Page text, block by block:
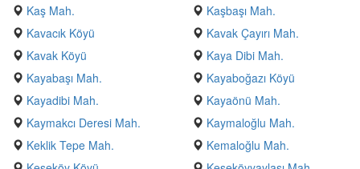
Kaş Mah.
Kaşbaşı Mah.
Kavacık Köyü
Kavak Çayırı Mah.
Kavak Köyü
Kaya Dibi Mah.
Kayabaşı Mah.
Kayaboğazı Köyü
Kayadibi Mah.
Kayaönü Mah.
Kaymakcı Deresi Mah.
Kaymaloğlu Mah.
Keklik Tepe Mah.
Kemaloğlu Mah.